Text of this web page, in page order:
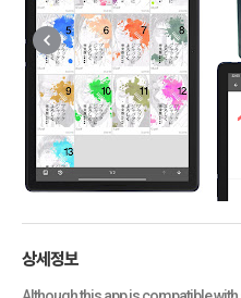
상세정보